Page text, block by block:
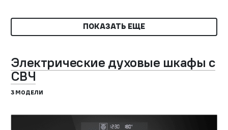
ПОКАЗАТЬ ЕЩЕ
Электрические духовые шкафы с
СВЧ
3 МОДЕЛИ